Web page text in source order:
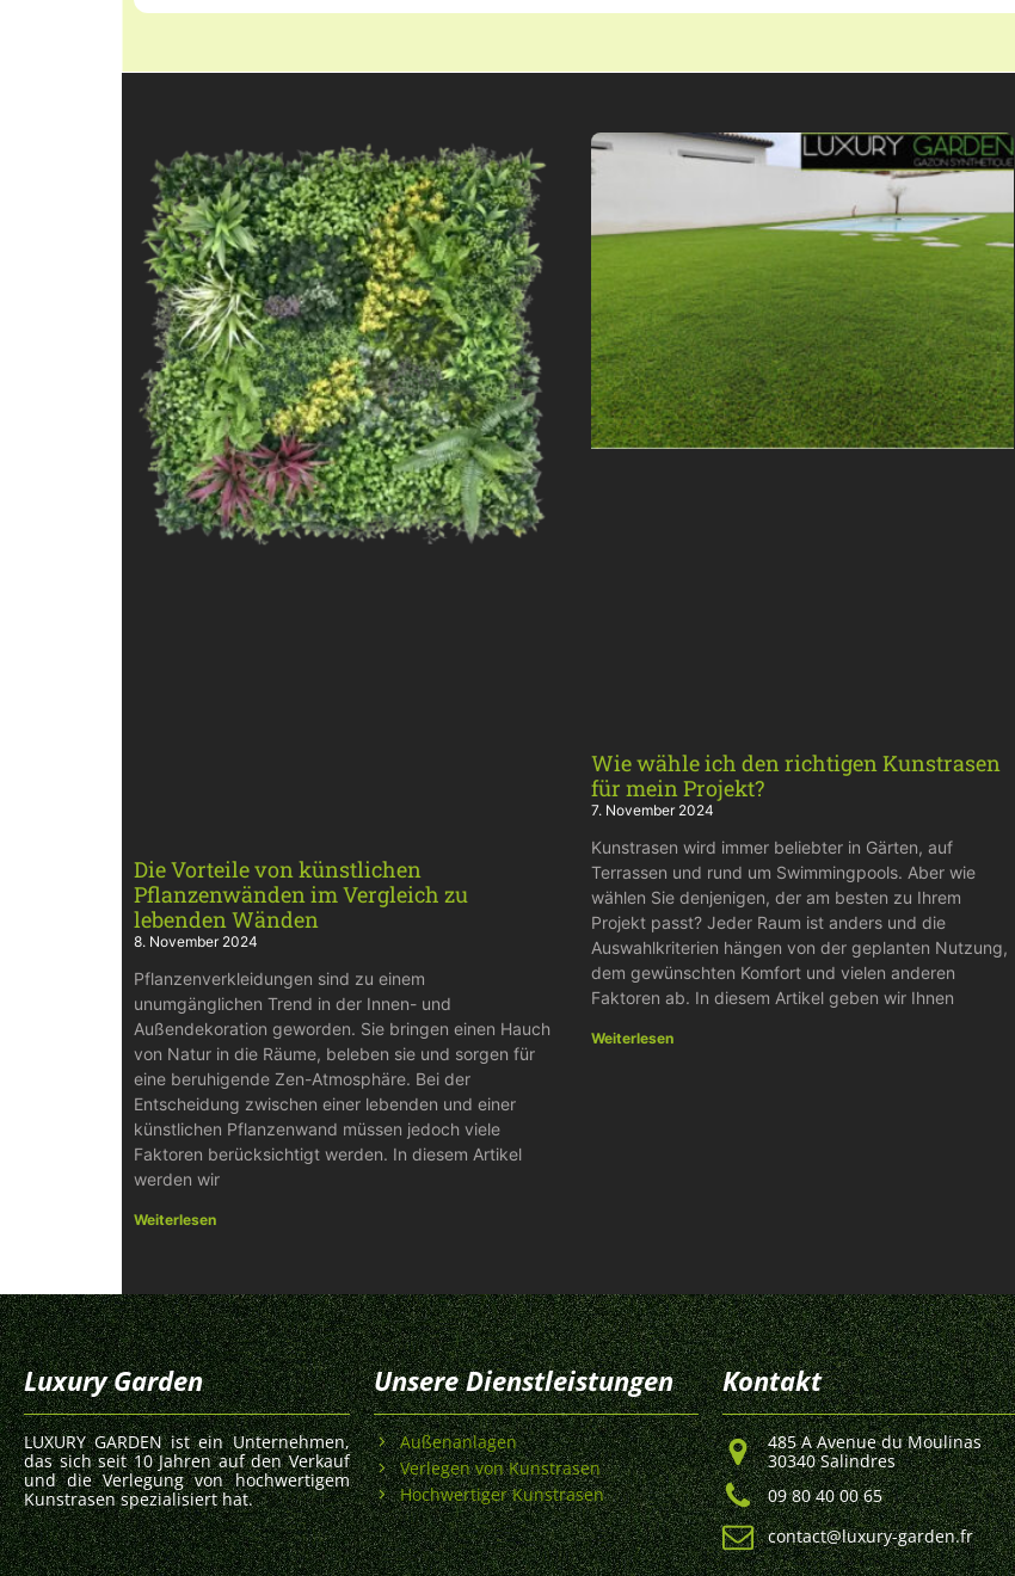
Die Vorteile von künstlichen
Pflanzenwänden im Vergleich zu
lebenden Wänden
8. November 2024
Pflanzenverkleidungen sind zu einem
unumgänglichen Trend in der Innen- und
Außendekoration geworden. Sie bringen einen Hauch
von Natur in die Räume, beleben sie und sorgen für
eine beruhigende Zen-Atmosphäre. Bei der
Entscheidung zwischen einer lebenden und einer
künstlichen Pflanzenwand müssen jedoch viele
Faktoren berücksichtigt werden. In diesem Artikel
werden wir
Weiterlesen
Wie wähle ich den richtigen Kunstrasen
für mein Projekt?
7. November 2024
Kunstrasen wird immer beliebter in Gärten, auf
Terrassen und rund um Swimmingpools. Aber wie
wählen Sie denjenigen, der am besten zu Ihrem
Projekt passt? Jeder Raum ist anders und die
Auswahlkriterien hängen von der geplanten Nutzung,
dem gewünschten Komfort und vielen anderen
Faktoren ab. In diesem Artikel geben wir Ihnen
Weiterlesen
Luxury Garden
LUXURY GARDEN ist ein Unternehmen,
das sich seit 10 Jahren auf den Verkauf
und die Verlegung von hochwertigem
Kunstrasen spezialisiert hat.
Unsere Dienstleistungen
Außenanlagen
Verlegen von Kunstrasen
Hochwertiger Kunstrasen
Kontakt
485 A Avenue du Moulinas
30340 Salindres
09 80 40 00 65
contact@luxury-garden.fr